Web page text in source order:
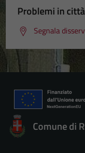
Problemi in città
Segnala
Comune di